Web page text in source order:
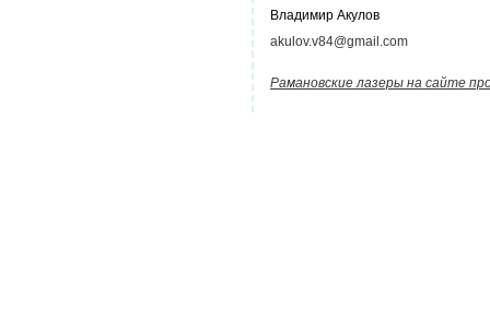
Владимир Акулов
akulov.v84@gmail.com
Рамановские лазеры на сайте